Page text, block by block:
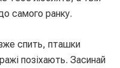
самого ранку.
спить, пташки
позіхають. Засинай